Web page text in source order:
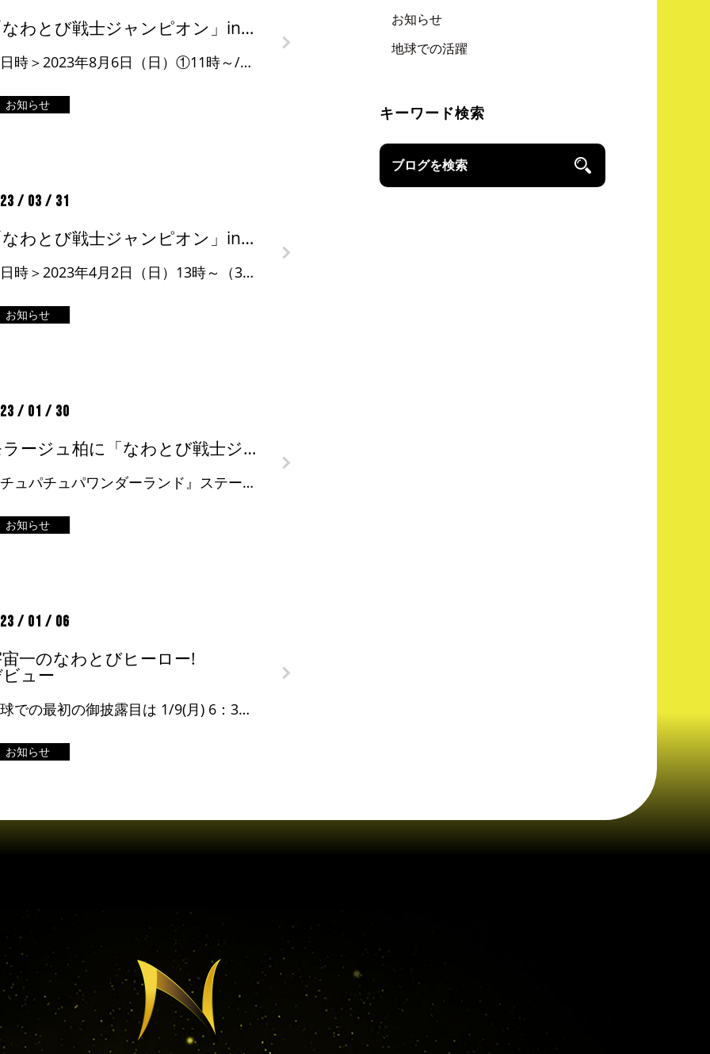
「なわとび戦士ジャンピオン」in軽井沢おもちゃ王国
＜日時＞2023年8月6日（日）①11時～/②14時～ ＜会場＞イベント広場 ＜詳細＞イベントページ
お知らせ
/ 03 / 31
「なわとび戦士ジャンピオン」inモラージュ柏
＜日時＞2023年4月2日（日）13時～（30分程度） ＜会場＞モラージュ柏 モラージュ広場 ＜詳細＞イベントページ
お知らせ
/ 01 / 30
モラージュ柏に「なわとび戦士ジャンピオン」が来る！
『チュパチュパワンダーランド』ステージにジャンピオン登場！！ ＜日時＞2023年2月5日（日）11：00～、14：00～（各回30分程度） ＜会場＞モラージュ柏 ＜詳細＞チュバチュバワンダーランド イベントスケジュール […]
お知らせ
/ 01 / 06
一のなわとびヒーロー!
ュー
地球での最初の御披露目は 1/9(月) 6：30 チバテレ、チュバチュバワンダーランド内！
お知らせ
お知らせ
地球での活躍
キーワード検索